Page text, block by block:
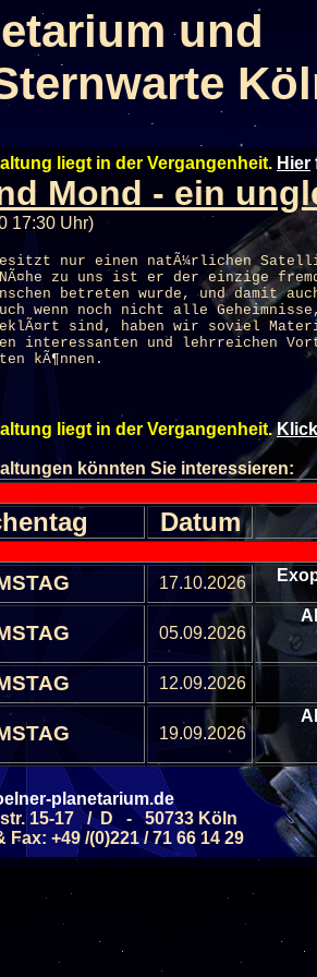
und
liegt in der Vergangenheit. Hier
Mond - ein
17:30 Uhr)
nur einen natÃ¼rlichen
zu uns ist er der einzige
betreten wurde, und damit
wenn noch nicht alle
sind, haben wir soviel
interessanten und lehrreichen
kÃ¶nnen.
liegt in der Vergangenheit.
könnten Sie interessieren:
Datum
17.10.2026
05.09.2026
12.09.2026
19.09.2026
26.09.2026
Alle Veranstaltungen Alle
planetarium.de
15-17 / D - 50733 Köln
Fax: +49 /(0)221 / 71 66 14 29